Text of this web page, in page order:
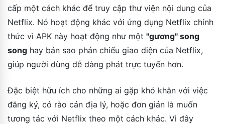
cấp một cách khác để truy cập thư viện nội dung của
Netflix. Nó hoạt động khác với ứng dụng Netflix chính
thức vì APK này hoạt động như một "gương" song
song hay bản sao phản chiếu giao diện của Netflix,
giúp người dùng dễ dàng phát trực tuyến hơn.
Đặc biệt hữu ích cho những ai gặp khó khăn với việc
đăng ký, có rào cản địa lý, hoặc đơn giản là muốn
tương tác với Netflix theo một cách khác. Vì đây